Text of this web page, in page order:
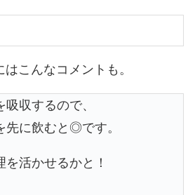
こんなコメントも。
収するので、
先に飲むと◎です。
活かせるかと！